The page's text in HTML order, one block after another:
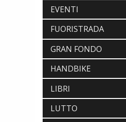
EVENTI
FUORISTRADA
GRAN FONDO
HANDBIKE
LIBRI
LUTTO
ABBIGLIAMENTO
NALINI. APPUNTAMENTO A IBF PER
SCOPRIRE IL PRIMO
CON AIRBAG INTEGRATO
LOOK. LA NUOVA 785 HUEZ RS,
PER DOMINARE LE VETTE PIU'
EBIKE